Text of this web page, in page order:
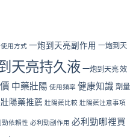
用方式 一炮到天亮副作用 一炮到天
天亮持久液 一炮到天亮 效
中藥壯陽 使用頻率 健康知識 劑量
壯陽藥推薦 壯陽藥比較 壯陽藥注意事項
勁依賴性 必利勁副作用 必利勁哪裡買